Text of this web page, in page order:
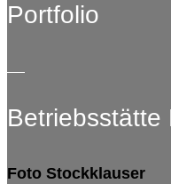
Portfolio
Betriebsstätte
Foto Stockklauser